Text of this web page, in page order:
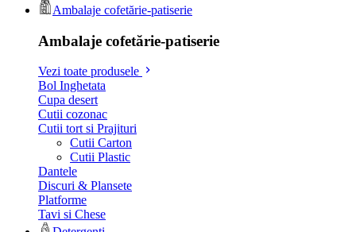
Ambalaje cofetărie-patiserie
Ambalaje cofetărie-patiserie
Vezi toate produsele
Bol Inghetata
Cupa desert
Cutii cozonac
Cutii tort si Prajituri
Cutii Carton
Cutii Plastic
Dantele
Discuri & Plansete
Platforme
Tavi si Chese